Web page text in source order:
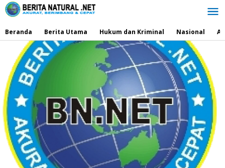
Lewati
ke
Beranda
Berita Utama Hukum dan Kriminal Nasional